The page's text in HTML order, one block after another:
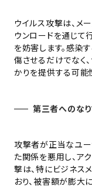
ウイルス攻撃は、メ
ウンロードを通じて
を妨害します。感染
傷させるだけでなく
かりを提供する可能
第三者へのなり
攻撃者が正当なユー
た関係を悪用し、ア
撃は、特にビジネス
おり、被害額が膨大